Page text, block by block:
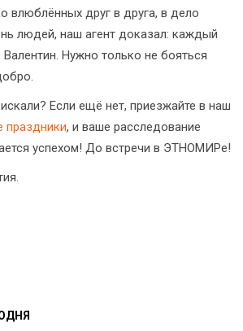
влюблённых друг в друга, в дело
людей, наш агент доказал: каждый
Нужно только не бояться
Если ещё нет, приезжайте в наш
, и ваше расследование
успехом! До встречи в ЭТНОМИРе!